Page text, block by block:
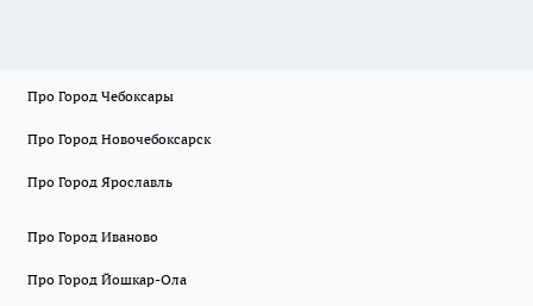
Про Город Чебоксары
Про Город Новочебоксарск
Про Город Ярославль
Про Город Иваново
Про Город Йошкар-Ола